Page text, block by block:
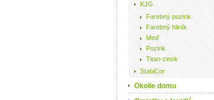
KJG
Farebný pozink
Farebný hliník
Meď
Pozink
Titan-zinok
StabiCor
Okolie domu